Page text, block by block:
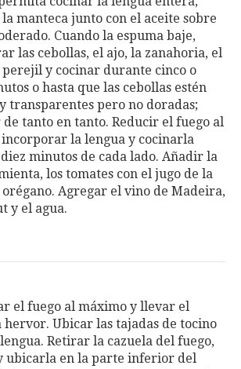
manteca junto con el aceite sobre
Cuando la espuma baje,
las cebollas, el ajo, la zanahoria, el
perejil y cocinar durante cinco o
o hasta que las cebollas estén
transparentes pero no doradas;
tanto en tanto. Reducir el fuego al
la lengua y cocinarla
minutos de cada lado. Añadir la
los tomates con el jugo de la
Agregar el vino de Madeira,
y el agua.
el fuego al máximo y llevar el
hervor. Ubicar las tajadas de tocino
Retirar la cazuela del fuego,
ubicarla en la parte inferior del